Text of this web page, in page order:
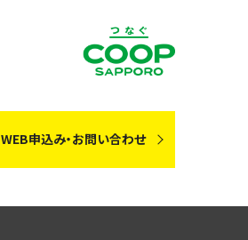
WEB申込み・お問い合わせ